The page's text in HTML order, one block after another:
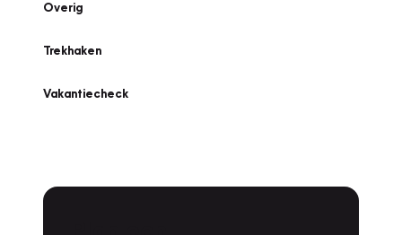
Overig
Trekhaken
Vakantiecheck